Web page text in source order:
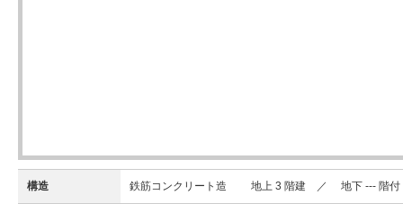
構造 鉄筋コンクリート造 地上 3 階建 ／ 地下 --- 階付